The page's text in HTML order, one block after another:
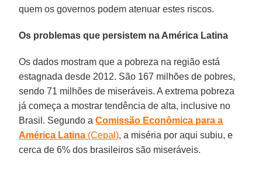
quem os governos podem atenuar estes riscos.
Os problemas que persistem na América Latina
Os dados mostram que a pobreza na região está
estagnada desde 2012. São 167 milhões de pobres,
sendo 71 milhões de miseráveis. A extrema pobreza
já começa a mostrar tendência de alta, inclusive no
Brasil. Segundo aComissão Econômica para a
América Latina (Cepal), a miséria por aqui subiu, e
cerca de 6% dos brasileiros são miseráveis.